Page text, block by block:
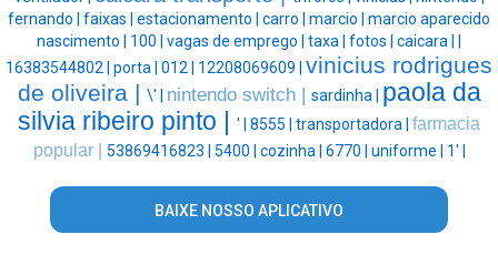
fernando | faixas | estacionamento | carro | marcio | marcio aparecido
nascimento | 100 | vagas de emprego | taxa | fotos | caicara |
16383544802 | porta | 012 | 12208069609 | vinicius rodrigues
de oliveira | \' | nintendo switch | sardinha | paola da
silvia ribeiro pinto | ' | 8555 | transportadora | farmacia
popular | 53869416823 | 5400 | cozinha | 6770 | uniforme | 1' |
BAIXE NOSSO APLICATIVO